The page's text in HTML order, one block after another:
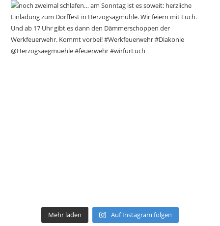
Mehr laden Auf Instagram folgen